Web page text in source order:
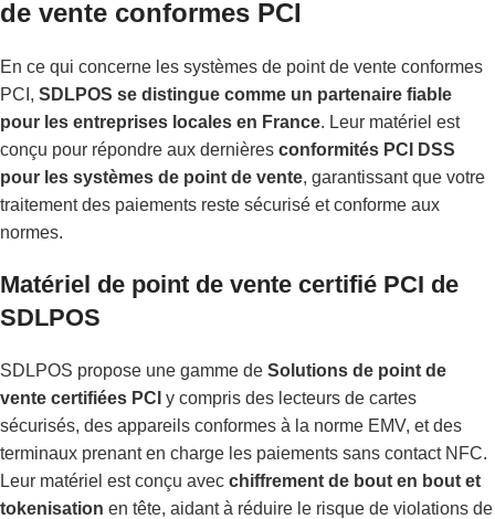
de vente conformes PCI
En ce qui concerne les systèmes de point de vente conformes
PCI, SDLPOS se distingue comme un partenaire fiable
pour les entreprises locales en France. Leur matériel est
conçu pour répondre aux dernières conformités PCI DSS
pour les systèmes de point de vente, garantissant que votre
traitement des paiements reste sécurisé et conforme aux
normes.
Matériel de point de vente certifié PCI de
SDLPOS
SDLPOS propose une gamme de Solutions de point de
vente certifiées PCI y compris des lecteurs de cartes
sécurisés, des appareils conformes à la norme EMV, et des
terminaux prenant en charge les paiements sans contact NFC.
Leur matériel est conçu avec chiffrement de bout en bout et
tokenisation en tête, aidant à réduire le risque de violations de